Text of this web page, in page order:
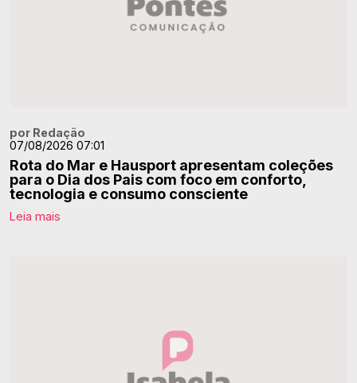
por Redação
07/08/2026 07:01
Rota do Mar e Hausport apresentam coleções
para o Dia dos Pais com foco em conforto,
tecnologia e consumo consciente
Leia mais